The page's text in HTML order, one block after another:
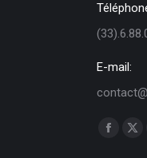
E-mail:
Trouvez
X